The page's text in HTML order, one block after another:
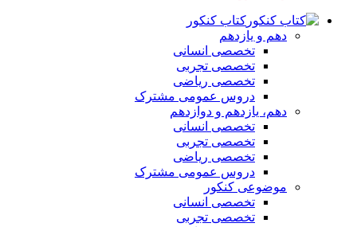
کتاب کنکور
دهم و یازدهم
تخصصی انسانی
تخصصی تجربی
تخصصی ریاضی
دروس عمومی مشترک
دهم، یازدهم و دوازدهم
تخصصی انسانی
تخصصی تجربی
تخصصی ریاضی
دروس عمومی مشترک
موضوعی کنکور
تخصصی انسانی
تخصصی تجربی